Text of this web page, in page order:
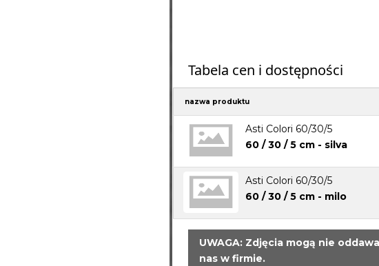
Tabela cen i dostępności
nazwa produktu
Asti Colori 60/30/5
60 / 30 / 5 cm - silva
Asti Colori 60/30/5
60 / 30 / 5 cm - milo
UWAGA: Zdjęcia mogą nie
nas w firmie.